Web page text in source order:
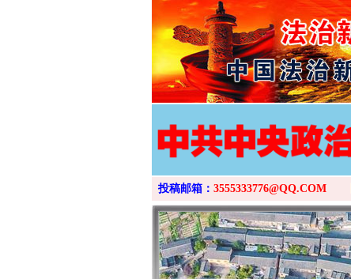
投稿邮箱： 3555333776@QQ.COM